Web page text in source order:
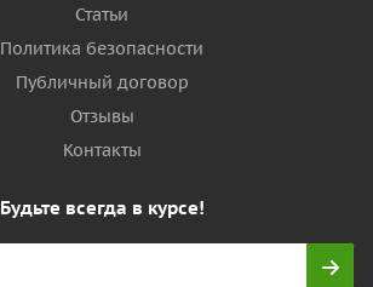
Статьи
Политика безопасности
Публичный договор
Отзывы
Контакты
Будьте всегда в курсе!